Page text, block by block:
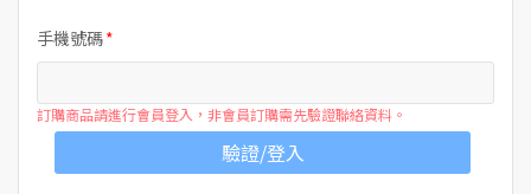
手機號碼
訂購商品請進行會員登入，非會員訂購需先驗證聯絡資料。
驗證/登入